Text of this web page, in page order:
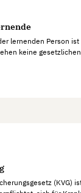
lernenden Person ist
keine
(KVG)